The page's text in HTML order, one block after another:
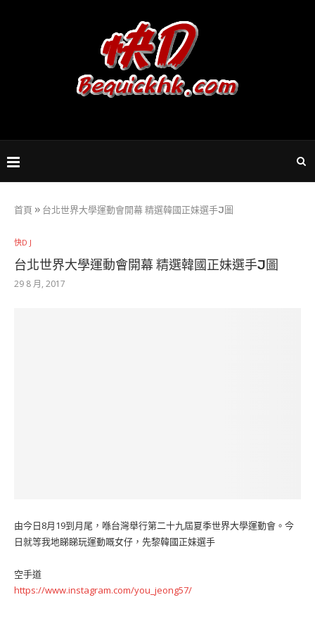
首頁 » 台北世界大學運動會開幕 精選韓國正妹選手J圖
快D J
台北世界大學運動會開幕 精選韓國正妹選手J圖
29 8 月, 2017
由今日8月19到月尾，喺台灣舉行第二十九屆夏季世界大學運動會。今
日就等我地睇睇玩運動嘅女仔，先黎韓國正妹選手
空手道
https://www.instagram.com/you_jeong57/